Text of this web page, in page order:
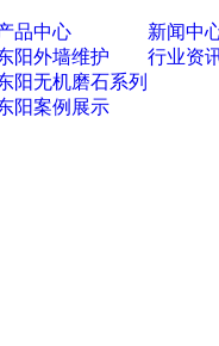
品中心
阳外墙维护
阳无机磨石系列
阳案例展示
新闻中
行业资